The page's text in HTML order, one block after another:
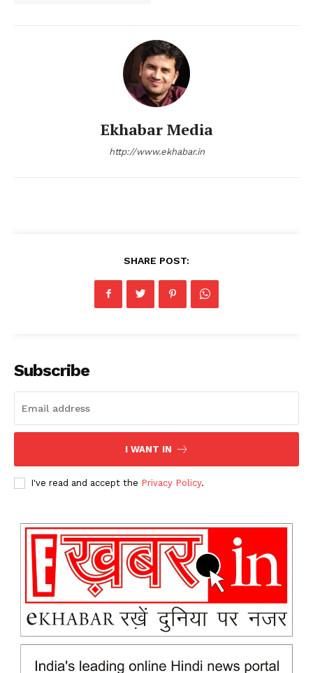
Ekhabar Media
http://www.ekhabar.in
SHARE POST:
Subscribe
I WANT IN
I've read and accept the Privacy Policy.